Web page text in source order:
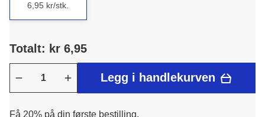
6,95 kr/stk.
Totalt: kr 6,95
Legg i handlekurven
Få 20% på din første bestilling.